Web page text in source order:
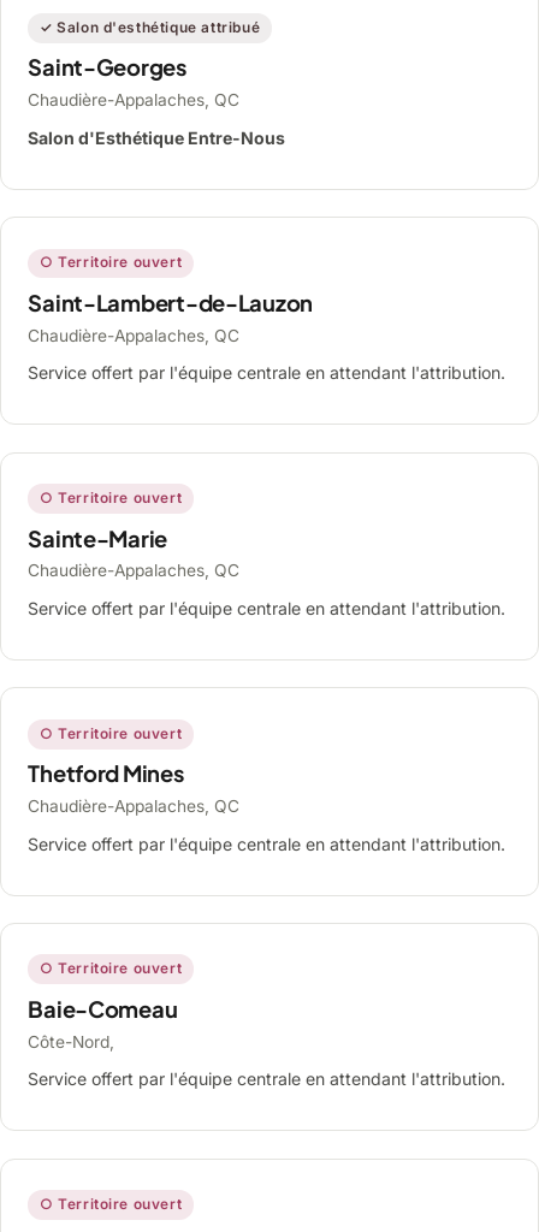
✓ Salon d'esthétique attribué
Saint-Georges
Chaudière-Appalaches, QC
Salon d'Esthétique Entre-Nous
○ Territoire ouvert
Saint-Lambert-de-Lauzon
Chaudière-Appalaches, QC
Service offert par l'équipe centrale en attendant l'attribution.
○ Territoire ouvert
Sainte-Marie
Chaudière-Appalaches, QC
Service offert par l'équipe centrale en attendant l'attribution.
○ Territoire ouvert
Thetford Mines
Chaudière-Appalaches, QC
Service offert par l'équipe centrale en attendant l'attribution.
○ Territoire ouvert
Baie-Comeau
Côte-Nord,
Service offert par l'équipe centrale en attendant l'attribution.
○ Territoire ouvert